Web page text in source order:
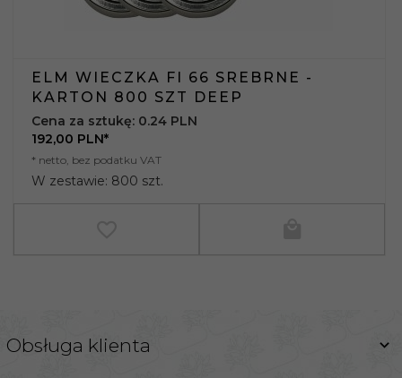
ELM WIECZKA FI 66 SREBRNE -
KARTON 800 SZT DEEP
192,00 PLN*
* netto, bez podatku VAT
W zestawie: 800 szt.
Cena za sztukę: 0.24 PLN
Obsługa klienta